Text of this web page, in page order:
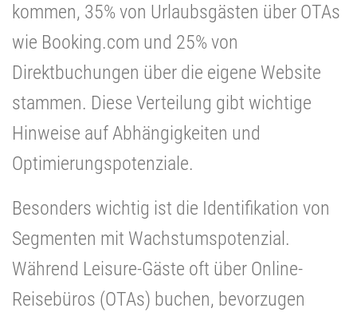
kommen, 35% von Urlaubsgästen über OTAs
wie Booking.com und 25% von
Direktbuchungen über die eigene Website
stammen. Diese Verteilung gibt wichtige
Hinweise auf Abhängigkeiten und
Optimierungspotenziale.
Besonders wichtig ist die Identifikation von
Segmenten mit Wachstumspotenzial.
Während Leisure-Gäste oft über Online-
Reisebüros (OTAs) buchen, bevorzugen